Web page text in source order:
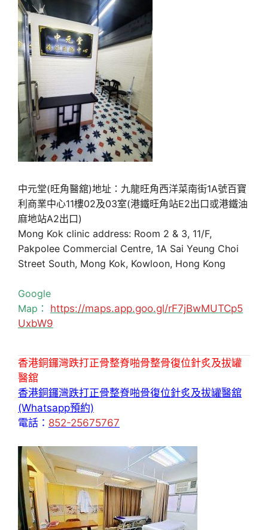
中元堂(旺角醫舘)地址：九龍旺角西洋菜南街1A號百寶
利商業中心11樓02及03室(港鐵旺角站E2出口或港鐵油
麻地站A2出口)
Mong Kok clinic address: Room 2 & 3, 11/F,
Pakpolee Commercial Centre, 1A Sai Yeung Choi
Street South, Mong Kok, Kowloon, Hong Kong
Google
Map： https://maps.app.goo.gl/rF7jBwMUTCp5
UxbW9
香港銅鑼灣跌打正骨整脊啪骨整骨復位針炙及拔罐
醫舘
香港銅鑼灣跌打正骨整脊啪骨復位針炙及拔罐醫舘
(Whatsapp預約)
電話： 852-25675767